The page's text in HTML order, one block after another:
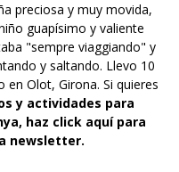
preciosa y muy movida,
guapísimo y valiente
"sempre viaggiando" y
y saltando. Llevo 10
Olot, Girona. Si quieres
y actividades para
haz click aquí para
newsletter.